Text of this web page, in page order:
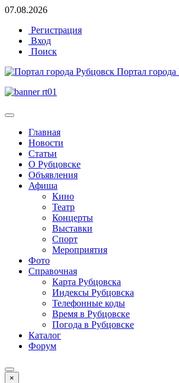
07.08.2026
Регистрация
Вход
Поиск
Портал города
Главная
Новости
Статьи
О Рубцовске
Объявления
Афиша
Кино
Театр
Концерты
Выставки
Спорт
Мероприятия
Фото
Справочная
Карта Рубцовска
Индексы Рубцовска
Телефонные коды
Время в Рубцовске
Погода в Рубцовске
Каталог
Форум
×